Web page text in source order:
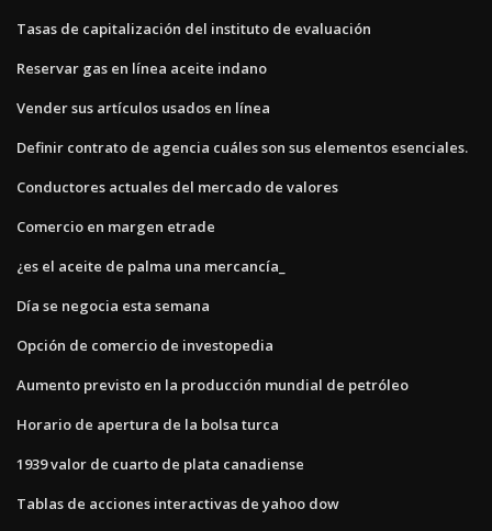
Tasas de capitalización del instituto de evaluación
Reservar gas en línea aceite indano
Vender sus artículos usados ​​en línea
Definir contrato de agencia cuáles son sus elementos esenciales.
Conductores actuales del mercado de valores
Comercio en margen etrade
¿es el aceite de palma una mercancía_
Día se negocia esta semana
Opción de comercio de investopedia
Aumento previsto en la producción mundial de petróleo
Horario de apertura de la bolsa turca
1939 valor de cuarto de plata canadiense
Tablas de acciones interactivas de yahoo dow